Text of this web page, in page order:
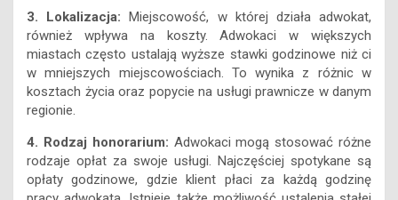
miastach często ustalają wyższe stawki godzinowe niż ci
w mniejszych miejscowościach. To wynika z różnic w
kosztach życia oraz popycie na usługi prawnicze w danym
regionie.
4. Rodzaj honorarium:Adwokaci mogą stosować różne
rodzaje opłat za swoje usługi. Najczęściej spotykane są
opłaty godzinowe, gdzie klient płaci za każdą godzinę
pracy adwokata. Istnieje także możliwość ustalenia stałej
opłaty za całą sprawę lub wynagrodzenia prowizyjnego,
które zależy od osiągniętych wyników.